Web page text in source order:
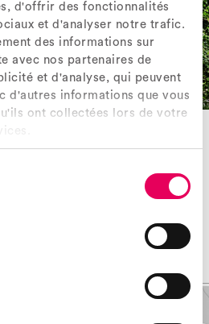
d'offrir des fonctionnalités
et d'analyser notre trafic.
des informations sur
avec nos partenaires de
et d'analyse, qui peuvent
d'autres informations que vous
ont collectées lors de votre
On a inséré dans cet « hôtel pour
dur percé de trous, qui offre un lieu de